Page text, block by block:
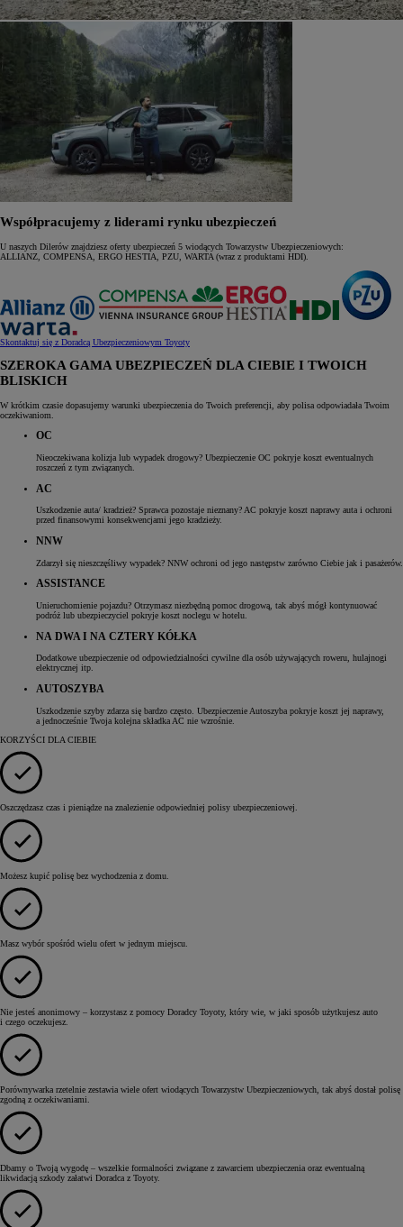
Współpracujemy z liderami rynku ubezpieczeń
U naszych Dilerów znajdziesz oferty ubezpieczeń 5 wiodących Towarzystw Ubezpieczeniowych:
ALLIANZ, COMPENSA, ERGO HESTIA, PZU, WARTA (wraz z produktami HDI).
Skontaktuj się z Doradcą Ubezpieczeniowym Toyoty
SZEROKA GAMA UBEZPIECZEŃ DLA CIEBIE I TWOICH
BLISKICH
W krótkim czasie dopasujemy warunki ubezpieczenia do Twoich preferencji, aby polisa odpowiadała Twoim
oczekiwaniom.
OC
Nieoczekiwana kolizja lub wypadek drogowy? Ubezpieczenie OC pokryje koszt ewentualnych
roszczeń z tym związanych.
AC
Uszkodzenie auta/ kradzież? Sprawca pozostaje nieznany? AC pokryje koszt naprawy auta i ochroni
przed finansowymi konsekwencjami jego kradzieży.
NNW
Zdarzył się nieszczęśliwy wypadek? NNW ochroni od jego następstw zarówno Ciebie jak i pasażerów.
ASSISTANCE
Unieruchomienie pojazdu? Otrzymasz niezbędną pomoc drogową, tak abyś mógł kontynuować
podróż lub ubezpieczyciel pokryje koszt noclegu w hotelu.
NA DWA I NA CZTERY KÓŁKA
Dodatkowe ubezpieczenie od odpowiedzialności cywilne dla osób używających roweru, hulajnogi
elektrycznej itp.
AUTOSZYBA
Uszkodzenie szyby zdarza się bardzo często. Ubezpieczenie Autoszyba pokryje koszt jej naprawy,
a jednocześnie Twoja kolejna składka AC nie wzrośnie.
KORZYŚCI DLA CIEBIE
Oszczędzasz czas i pieniądze na znalezienie odpowiedniej polisy ubezpieczeniowej.
Możesz kupić polisę bez wychodzenia z domu.
Masz wybór spośród wielu ofert w jednym miejscu.
Nie jesteś anonimowy – korzystasz z pomocy Doradcy Toyoty, który wie, w jaki sposób użytkujesz auto
i czego oczekujesz.
Porównywarka rzetelnie zestawia wiele ofert wiodących Towarzystw Ubezpieczeniowych, tak abyś dostał polisę
zgodną z oczekiwaniami.
Dbamy o Twoją wygodę – wszelkie formalności związane z zawarciem ubezpieczenia oraz ewentualną
likwidacją szkody załatwi Doradca z Toyoty.